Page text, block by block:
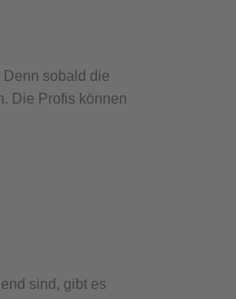
sobald die
Die Profis können
sind, gibt es